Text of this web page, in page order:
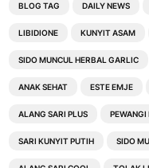
BLOG TAG DAILY NEWS
LIBIDIONE KUNYIT ASAM
SIDO MUNCUL HERBAL GARLIC
ANAK SEHAT ESTE EMJE
ALANG SARI PLUS PEWANGI
SARI KUNYIT PUTIH SIDO